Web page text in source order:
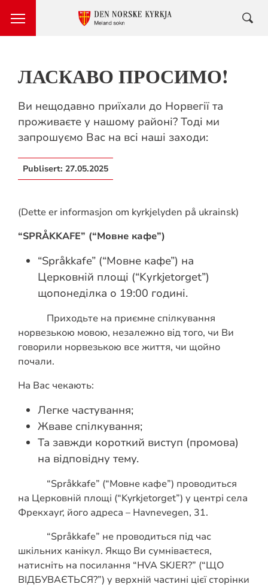
ЛАСКАВО ПРОСИМО!
Ви нещодавно приїхали до Норвегії та
проживаєте у нашому районі? Тоді ми
запрошуємо Вас на всі наші заходи:
Publisert: 27.05.2025
(Dette er informasjon om kyrkjelyden på ukrainsk)
“SPRÅKKAFE” (“Мовне кафе”)
“Språkkafe” (“Мовне кафе”) на
Церковній площі (“Kyrkjetorget”)
щопонеділка о 19:00 годині.
Приходьте на приємне спілкування
норвезькою мовою, незалежно від того, чи Ви
говорили норвезькою все життя, чи щойно
почали.
На Вас чекають:
Легке частування;
Жваве спілкування;
Та завжди короткий виступ (промова)
на відповідну тему.
“Språkkafe” (“Мовне кафе”) проводиться
на Церковній площі (“Kyrkjetorget”) у центрі села
Фрекхауґ, його адреса – Havnevegen, 31.
“Språkkafe” не проводиться під час
шкільних канікул. Якщо Ви сумніваєтеся,
натисніть на посилання “HVA SKJER?” (“ЩО
ВІДБУВАЄТЬСЯ?”) у верхній частині цієї сторінки